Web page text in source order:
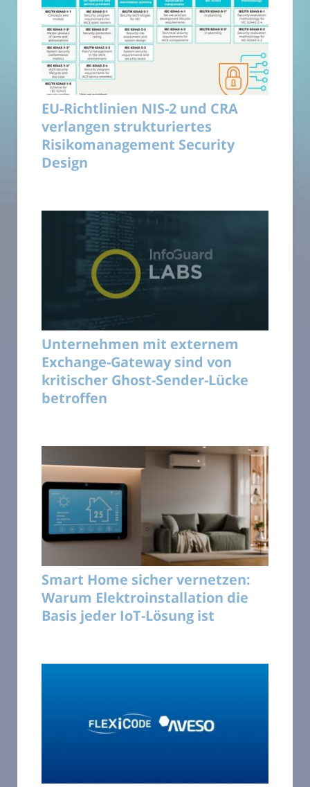
EU-Richtlinien NIS-2 und CRA
verlangen strukturiertes
Risikomanagement Security
Design
Unternehmen mit externem
Exchange-Gateway sind von
kritischer Ghost-Sender-Lücke
betroffen
Smart Home sicher vernetzen:
Warum Elektroinstallation die
Basis jeder IoT-Lösung ist